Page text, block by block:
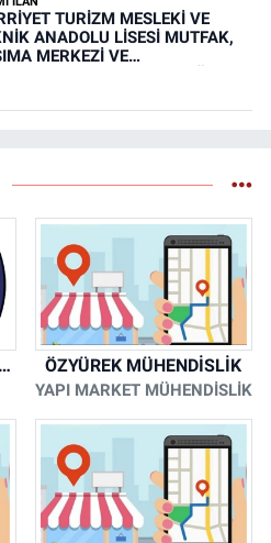
TURİZM MESLEKİ VE
ANADOLU LİSESİ MUTFAK,
MERKEZİ VE
İZMİR BEYAZ EŞYA KLİMA KOMBİ SERVİSİ ÖZYÜREK MÜHENDİSLİK
YAPI MARKET MÜHENDİSLİK